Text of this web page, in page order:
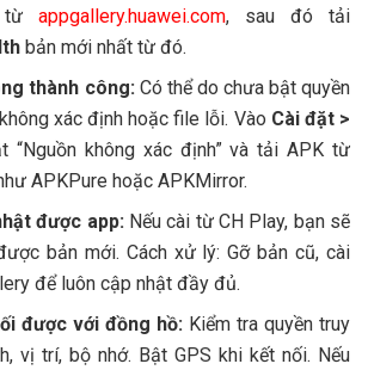
từappgallery.huawei.com, sau đó tải
bản mới nhất từ đó.
thành công:Có thể do chưa bật quyền
xác định hoặc file lỗi. Vào Cài đặt >
“Nguồn không xác định” và tải APK từ
APKPure hoặc APKMirror.
được app:Nếu cài từ CH Play, bạn sẽ
bản mới. Cách xử lý: Gỡ bản cũ, cài
để luôn cập nhật đầy đủ.
được với đồng hồ: Kiểm tra quyền truy
vị trí, bộ nhớ. Bật GPS khi kết nối. Nếu